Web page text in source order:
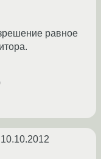
равное
10.10.2012